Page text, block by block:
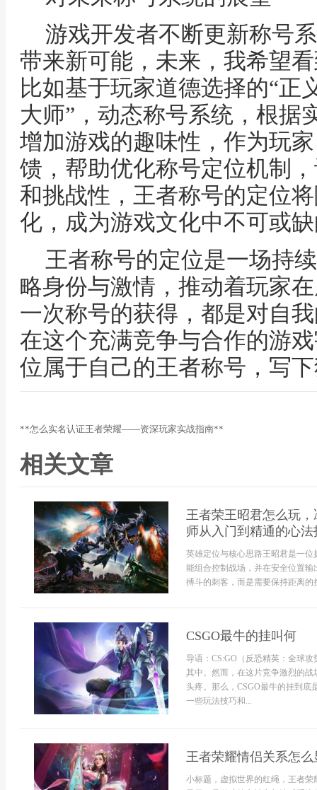
游戏开发者不断更新称号
带来新可能，未来，我希望
比如基于玩家道德选择的“正
大师”，动态称号系统，根据
增加游戏的趣味性，作为玩
馈，帮助优化称号定位机制
和挑战性，王者称号的定位
化，成为游戏文化中不可或
王者称号的定位是一场持
略身份与激情，推动着玩家
一次称号的获得，都是对自
在这个充满竞争与合作的游
位属于自己的王者称号，写
**怎么实名认证王者荣耀——资深玩家实战指南**
相关文章
王者荣王昭君怎么玩
师从入门到精通的心法
英雄定位与核心思路王昭君是一
能组合控制战场，并在安全位置
搏斗的刺客，而是需要保持距离
CSGO最牛的挂叫何
导语：CS:GO（反恐精英：全球
其中。然而，在这片竞争激烈的
头疼。那么，CSGO最牛的挂到底
一些玩法技巧和...
王者荣耀情侣关系怎
小标题，虚拟世界的红绳，王者